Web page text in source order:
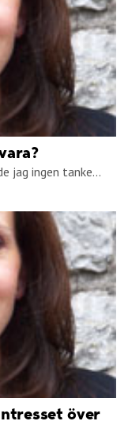
jag ingen tanke...
över